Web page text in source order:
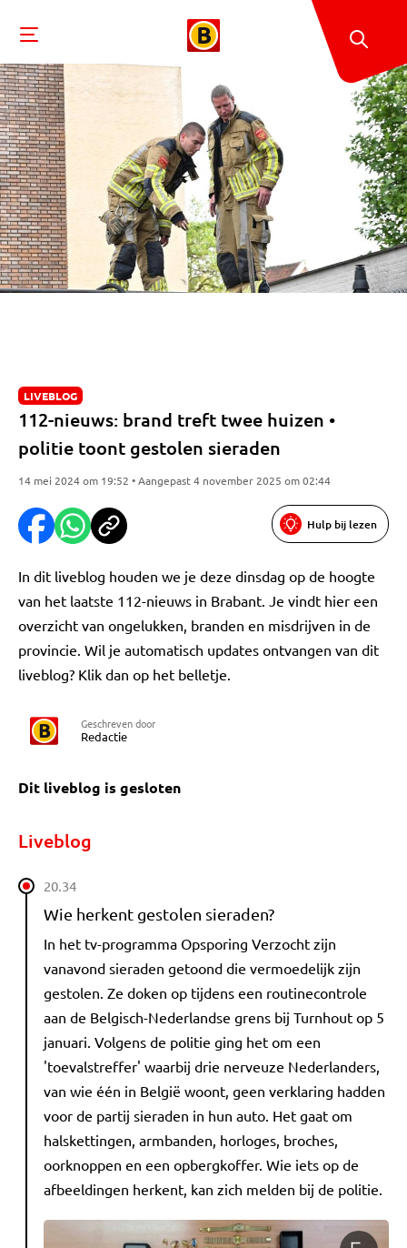
LIVEBLOG
112-nieuws: brand treft twee huizen •
politie toont gestolen sieraden
14 mei 2024 om 19:52 • Aangepast 4 november 2025 om 02:44
Hulp bij lezen
In dit liveblog houden we je deze dinsdag op de hoogte
van het laatste 112-nieuws in Brabant. Je vindt hier een
overzicht van ongelukken, branden en misdrijven in de
provincie. Wil je automatisch updates ontvangen van dit
liveblog? Klik dan op het belletje.
Geschreven door
Redactie
Dit liveblog is gesloten
Liveblog
20.34
Wie herkent gestolen sieraden?
In het tv-programma Opsporing Verzocht zijn
vanavond sieraden getoond die vermoedelijk zijn
gestolen. Ze doken op tijdens een routinecontrole
aan de Belgisch-Nederlandse grens bij Turnhout op 5
januari. Volgens de politie ging het om een
'toevalstreffer' waarbij drie nerveuze Nederlanders,
van wie één in België woont, geen verklaring hadden
voor de partij sieraden in hun auto. Het gaat om
halskettingen, armbanden, horloges, broches,
oorknoppen en een opbergkoffer. Wie iets op de
afbeeldingen herkent, kan zich melden bij de politie.